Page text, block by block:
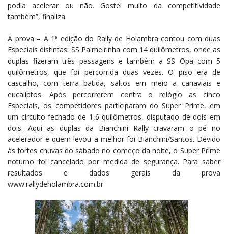
podia acelerar ou não. Gostei muito da competitividade
também”, finaliza.
A prova – A 1ª edição do Rally de Holambra contou com duas
Especiais distintas: SS Palmeirinha com 14 quilômetros, onde as
duplas fizeram três passagens e também a SS Opa com 5
quilômetros, que foi percorrida duas vezes. O piso era de
cascalho, com terra batida, saltos em meio a canaviais e
eucaliptos. Após percorrerem contra o relógio as cinco
Especiais, os competidores participaram do Super Prime, em
um circuito fechado de 1,6 quilômetros, disputado de dois em
dois. Aqui as duplas da Bianchini Rally cravaram o pé no
acelerador e quem levou a melhor foi Bianchini/Santos. Devido
às fortes chuvas do sábado no começo da noite, o Super Prime
noturno foi cancelado por medida de segurança. Para saber
resultados e dados gerais da prova
www.rallydeholambra.com.br